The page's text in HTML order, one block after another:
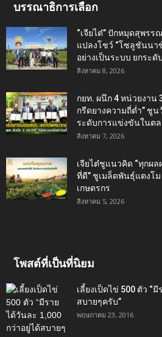
บรรณาธิการเลือก
“เจียไต๋” ปักหมุดสุพรร
แปลงโชว์ “โซลูชันนา
อย่างเป็นระบบ ยกระดั
สิงหาคม 8, 2026
กยท. ผนึก 4 หน่วยงาน
กรีดยางความถี่ต่ำ” ชู
ระดับการแข่งขันในต
สิงหาคม 7, 2026
เจียไต๋ชูแนวคิด “ทุกผ
ที่ดี” ชูเมล็ดพันธุ์แตงโ
เกษตรกร
สิงหาคม 5, 2026
โพสต์ที่เป็นที่นิยม
เลี้ยงเป็ดไข่ 500 ตัว “
สบายๆครับ”
พฤษภาคม 23, 2016